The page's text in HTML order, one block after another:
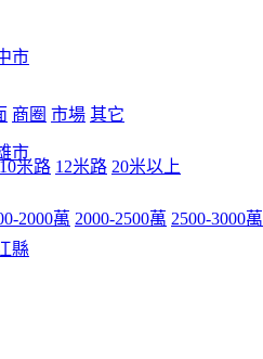
市
市
縣
商圈 市場 其它
10米路 12米路 20米以上
2000萬 2000-2500萬 2500-3000萬